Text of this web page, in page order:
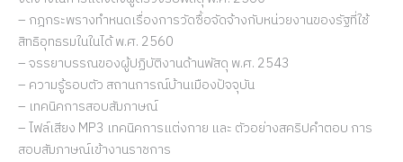
– กฎกระพรางทำหนดเรื่องการวัดซื้อจัดจ้างกับหน่วยงานของรัฐที่ใช้
สิทธิอุทธรมในในได้ พ.ศ. 2560
– จรรยาบรรณของผู้ปฏิบัติงานด้านพัสดุ พ.ศ. 2543
– ความรู้รอบตัว สถานการณ์บ้านเมืองปัจจุบัน
– เทคนิคการสอบสัมภาษณ์
– ไฟล์เสียง MP3 เทคนิคการแต่งกาย และ ตัวอย่างสคริปคำตอบ การ
สอบสัมภาษณ์เข้างานราชการ